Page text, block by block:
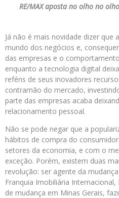
RE/MAX aposta no olho no
Já não é mais novidade dizer que
mundo dos negócios e,
das empresas e o
enquanto a tecnologia digital
reféns de seus inovadores
contramão do mercado,
parte das empresas acaba
relacionamento pessoal.
Não se pode negar que a
hábitos de compra do
setores da economia, e com o
exceção. Porém, existem duas
revolução: ser agente da
Franquia Imobiliária
de mudança em Minas Gerais,